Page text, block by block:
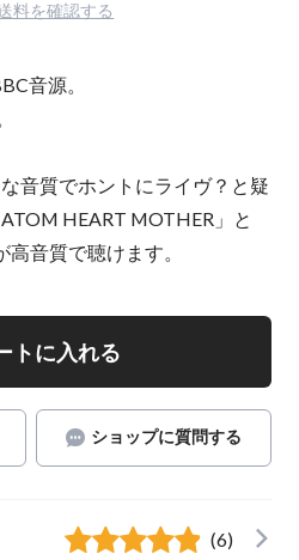
料を確認する
音源。
音質でホントにライヴ？と疑
HEART MOTHER」と
高音質で聴けます。
トに入れる
ショップに質問する
(6)